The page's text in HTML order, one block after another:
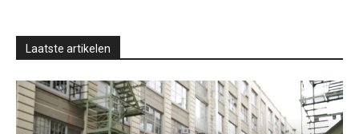
Laatste artikelen